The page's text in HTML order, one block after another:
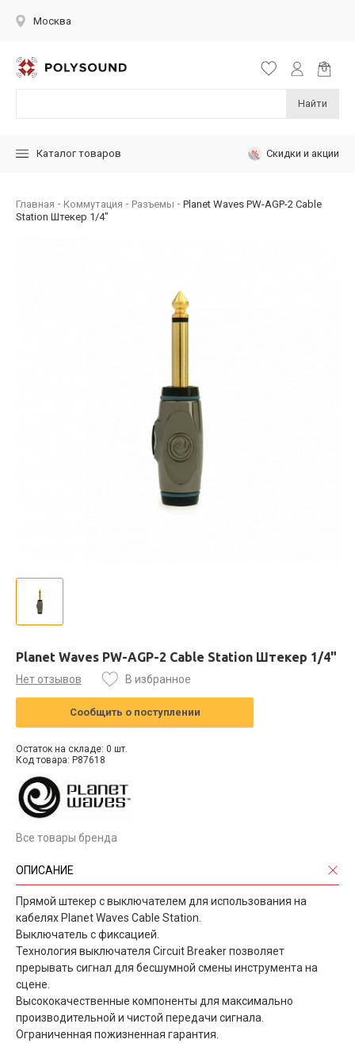
Москва
Найти
Каталог товаров Скидки и акции
Главная Коммутация Разъемы
Planet Waves PW-AGP-2 Cable
Station Штекер 1/4"
Planet Waves PW-AGP-2 Cable Station Штекер 1/4"
Нет отзывов В избранное
Сообщить о поступлении
Остаток на складе: 0 шт.
Код товара: P87618
Все товары бренда
ОПИСАНИЕ
Прямой штекер с выключателем для использования на
кабелях Planet Waves Cable Station.
Выключатель с фиксацией.
Технология выключателя Circuit Breaker позволяет
прерывать сигнал для бесшумной смены инструмента на
сцене.
Высококачественные компоненты для максимально
производительной и чистой передачи сигнала.
Ограниченная пожизненная гарантия.